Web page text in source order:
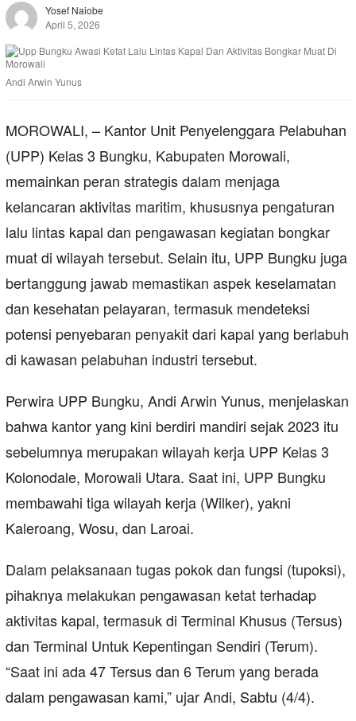
Yosef Naiobe
April 5, 2026
Andi Arwin Yunus
MOROWALI, – Kantor Unit Penyelenggara Pelabuhan
(UPP) Kelas 3 Bungku, Kabupaten Morowali,
memainkan peran strategis dalam menjaga
kelancaran aktivitas maritim, khususnya pengaturan
lalu lintas kapal dan pengawasan kegiatan bongkar
muat di wilayah tersebut. Selain itu, UPP Bungku juga
bertanggung jawab memastikan aspek keselamatan
dan kesehatan pelayaran, termasuk mendeteksi
potensi penyebaran penyakit dari kapal yang berlabuh
di kawasan pelabuhan industri tersebut.
Perwira UPP Bungku, Andi Arwin Yunus, menjelaskan
bahwa kantor yang kini berdiri mandiri sejak 2023 itu
sebelumnya merupakan wilayah kerja UPP Kelas 3
Kolonodale, Morowali Utara. Saat ini, UPP Bungku
membawahi tiga wilayah kerja (Wilker), yakni
Kaleroang, Wosu, dan Laroai.
Dalam pelaksanaan tugas pokok dan fungsi (tupoksi),
pihaknya melakukan pengawasan ketat terhadap
aktivitas kapal, termasuk di Terminal Khusus (Tersus)
dan Terminal Untuk Kepentingan Sendiri (Terum).
“Saat ini ada 47 Tersus dan 6 Terum yang berada
dalam pengawasan kami,” ujar Andi, Sabtu (4/4).